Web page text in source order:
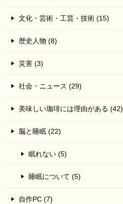
文化・芸術・工芸・技術 (15)
歴史人物 (8)
災害 (3)
社会・ニュース (29)
美味しい珈琲には理由がある (42)
脳と睡眠 (22)
眠れない (5)
睡眠について (5)
自作PC (7)